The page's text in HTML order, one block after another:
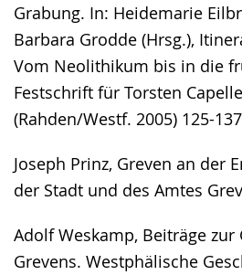
Grabung. In: Heidemarie
Barbara Grodde (Hrsg.),
Vom Neolithikum bis in die
Festschrift für Torsten
(Rahden/Westf. 2005) 125-
Joseph Prinz, Greven an der
der Stadt und des Amtes
Adolf Weskamp, Beiträge zur
Grevens. Westphälische